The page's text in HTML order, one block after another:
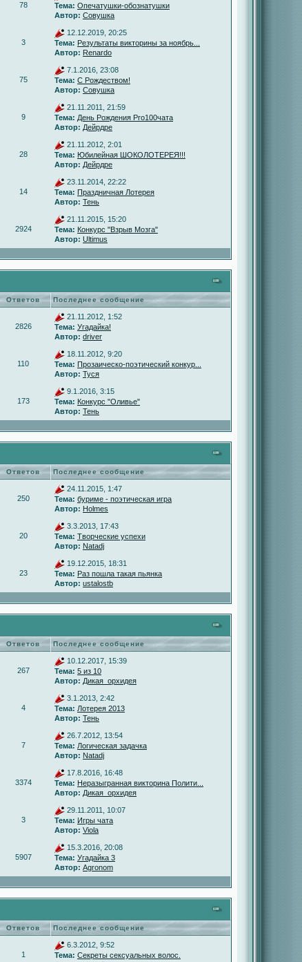
78
Тема: Опечатушки-обознатушки
Автор: Совушка
3
12.12.2019, 20:25
Тема: Результаты викторины за ноябрь...
Автор: Renardo
75
7.1.2016, 23:08
Тема: С Рождеством!
Автор: Совушка
9
21.11.2011, 21:59
Тема: День Рождения Pro100чата
Автор: Дейрдре
28
21.11.2012, 2:01
Тема: Юбилейная ШОКОЛОТЕРЕЯ!!!
Автор: Дейрдре
14
23.11.2014, 22:22
Тема: Праздничная Лотерея
Автор: Тень
2924
21.11.2015, 15:20
Тема: Конкурс "Взрыв Мозга"
Автор: Ultimus
Ответов Последнее сообщение
2826
21.11.2012, 1:52
Тема: Угадайка!
Автор: driver
110
18.11.2012, 9:20
Тема: Прозаическо-поэтический конкур...
Автор: Туся
173
9.1.2016, 3:15
Тема: Конкурс "Оливье"
Автор: Тень
Ответов Последнее сообщение
250
24.11.2015, 1:47
Тема: буриме - поэтическая игра
Автор: Holmes
20
3.3.2013, 17:43
Тема: Творческие успехи
Автор: Natadj
23
19.12.2015, 18:31
Тема: Раз пошла такая пьянка
Автор: ustalostb
Ответов Последнее сообщение
267
10.12.2017, 15:39
Тема: 5 из 10
Автор: Дикая_орхидея
4
3.1.2013, 2:42
Тема: Лотерея 2013
Автор: Тень
7
26.7.2012, 13:54
Тема: Логическая задачка
Автор: Natadj
3374
17.8.2016, 16:48
Тема: Неразыгранная викторина Полити...
Автор: Дикая_орхидея
3
29.11.2011, 10:07
Тема: Игры чата
Автор: Viola
5907
15.3.2016, 20:08
Тема: Угадайка 3
Автор: Agronom
Ответов Последнее сообщение
1
6.3.2012, 9:52
Тема: Секреты сексуальных волос.